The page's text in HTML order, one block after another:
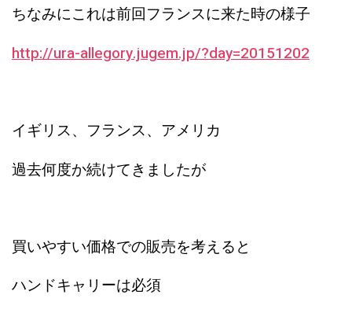
ちなみにこれは前回フランスに来た時の様子
http://ura-allegory.jugem.jp/?day=20151202
イギリス、フランス、アメリカ
過去何度か続けてきましたが
買いやすい価格での販売を考えると
ハンドキャリーは必須